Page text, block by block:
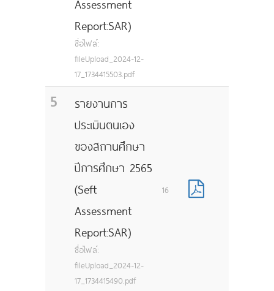
Report:SAR)
ชื่อไฟล์:
fileUpload_2024-12-
17_1734415503.pdf
5
รายงานการ
ประเมินตนเอง
ของสถานศึกษา
ปีการศึกษา 2565
(Seft
Assessment
Report:SAR)
ชื่อไฟล์:
fileUpload_2024-12-
17_1734415490.pdf
16